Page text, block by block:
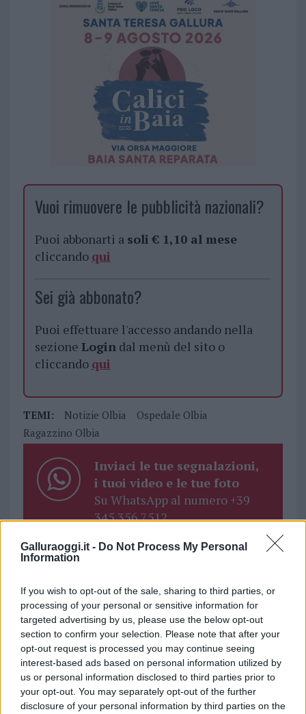
Galluraoggi.it - Do Not Process My Personal
Information
If you wish to opt-out of the sale, sharing to third parties, or
processing of your personal or sensitive information for
targeted advertising by us, please use the below opt-out
section to confirm your selection. Please note that after your
opt-out request is processed you may continue seeing
interest-based ads based on personal information utilized by
us or personal information disclosed to third parties prior to
your opt-out. You may separately opt-out of the further
disclosure of your personal information by third parties on the
Vuoi rimuovere le pubblicità nazionali?
Puoi abbonarti a soli € 1,10 al mese
cliccando qui
Sei già abbonato?
Puoi effettuare l'accesso andando nella
sezione Logindal menù del sito o
cliccando qui
TEMI: Notizie Olbia
Ospedale Olbia
Ragazzino Olbia
Inviaci le tue segnalazioni,
i tuoi video e le tue foto
Su WhatsApp al numero +39
345 356 7512
Notizie in tempo reale?
Entra nel canale telegram di
GalluraOggi.it
Ricevi le nostre ultime news